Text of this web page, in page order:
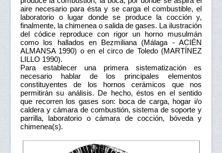
aire necesario para ésta y se carga el combustible, el
laboratorio o lugar donde se produce la cocción y,
finalmente, la chimenea o salida de gases. La ilustración
del códice reproduce con rigor un horno musulmán
como los hallados en Bezmiliana (Málaga - ACIÉN
ALMANSA 1990) o en el circo de Toledo (MARTÍNEZ
LILLO 1990).
Para establecer una primera sistematización es
necesario hablar de los principales elementos
constituyentes de los hornos cerámicos que nos
permitirán su análisis. De hecho, éstos en el sentido
que recorren los gases son: boca de carga, hogar i/o
caldera y cámara de combustión, sistema de soporte y
parrilla, laboratorio o cámara de cocción, bóveda y
chimenea(s).